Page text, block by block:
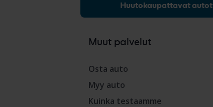
Huutokaupattavat autot
Muut palvelut
Osta auto
Myy auto
Kuinka testaamme